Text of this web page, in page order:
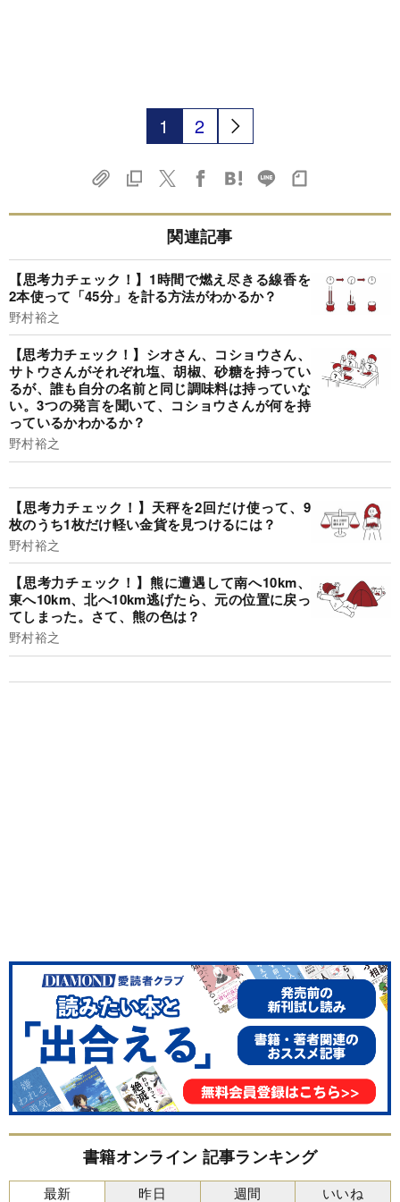
1 2
関連記事
【思考力チェック！】1時間で燃え尽きる線香を
2本使って「45分」を計る方法がわかるか？
野村裕之
【思考力チェック！】シオさん、コショウさん、
サトウさんがそれぞれ塩、胡椒、砂糖を持ってい
るが、誰も自分の名前と同じ調味料は持っていな
い。3つの発言を聞いて、コショウさんが何を持
っているかわかるか？
野村裕之
【思考力チェック！】天秤を2回だけ使って、9
枚のうち1枚だけ軽い金貨を見つけるには？
野村裕之
【思考力チェック！】熊に遭遇して南へ10km、
東へ10km、北へ10km逃げたら、元の位置に戻っ
てしまった。さて、熊の色は？
野村裕之
書籍オンライン 記事ランキング
最新 昨日 週間 いいね